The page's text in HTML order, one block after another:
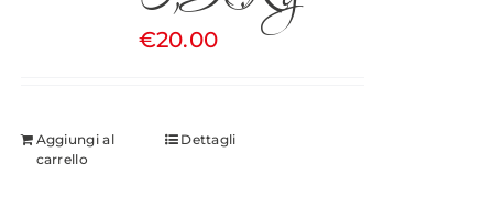
€20.00
Aggiungi al
carrello
Dettagli